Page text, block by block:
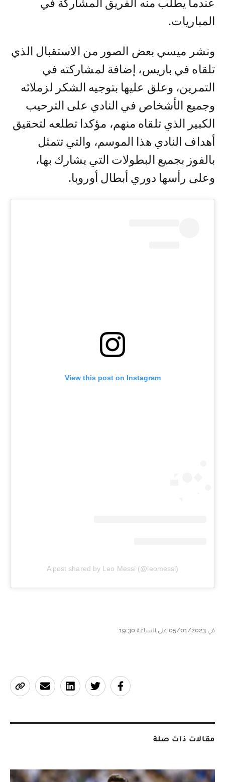
عندما يطلب منه الفريق المشاركة في
المباريات.
ونشر ميسي بعض الصور من الاستقبال الذي
تلقاه في باريس، إضافة لمشاركته في
التمرين، وعلق عليها بتوجيه الشكر لزملائه
وجميع الأشخاص في النادي على الترحيب
الكبير الذي تلقاه منهم، مؤكدا تطلعه لتحقيق
أهداف النادي هذا الموسم، والتي تتمثل
بالفوز بجميع البطولات التي يشارك بها،
وعلى رأسها دوري أبطال أوروبا.
View this post on Instagram
A post shared by Leo Messi (@leomessi)
في 05/01/2023 على الساعة 19:30
مقالات ذات صلة